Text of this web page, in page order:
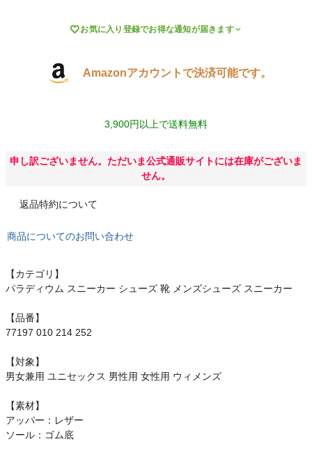
オン On
スポーツマリオTOP
お気に入り
お気に入り登録でお得な通知が届きます
Amazonアカウントで決済可能です。
3,900円以上で送料無料
申し訳ございません。ただいま公式通販サイトには在庫がございま
せん。
返品特約について
商品についてのお問い合わせ
【カテゴリ】
パラディウム スニーカー シューズ 靴 メンズシューズ スニーカー
【品番】
77197 010 214 252
【対象】
男女兼用 ユニセックス 男性用 女性用 ウィメンズ
【素材】
アッパー：レザー
ソール：ゴム底